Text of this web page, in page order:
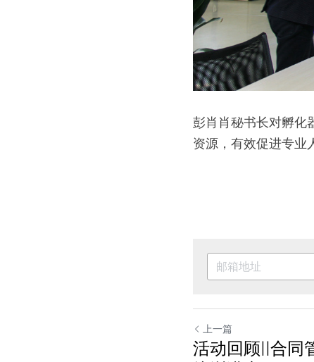
彭肖肖秘书长对孵化
资源，有效促进专业
上一篇
活动回顾||合同